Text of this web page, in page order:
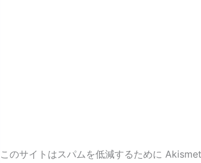
このサイトはスパムを低減するために Akismet